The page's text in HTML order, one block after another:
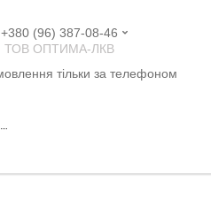
+380 (96) 387-08-46
ТОВ ОПТИМА-ЛКВ
тільки за телефоном